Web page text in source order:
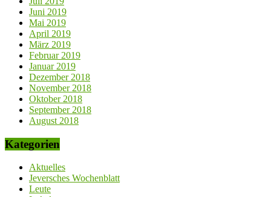
Juni 2019
Mai 2019
April 2019
März 2019
Februar 2019
Januar 2019
Dezember 2018
November 2018
Oktober 2018
September 2018
August 2018
Kategorien
Aktuelles
Jeversches Wochenblatt
Leute